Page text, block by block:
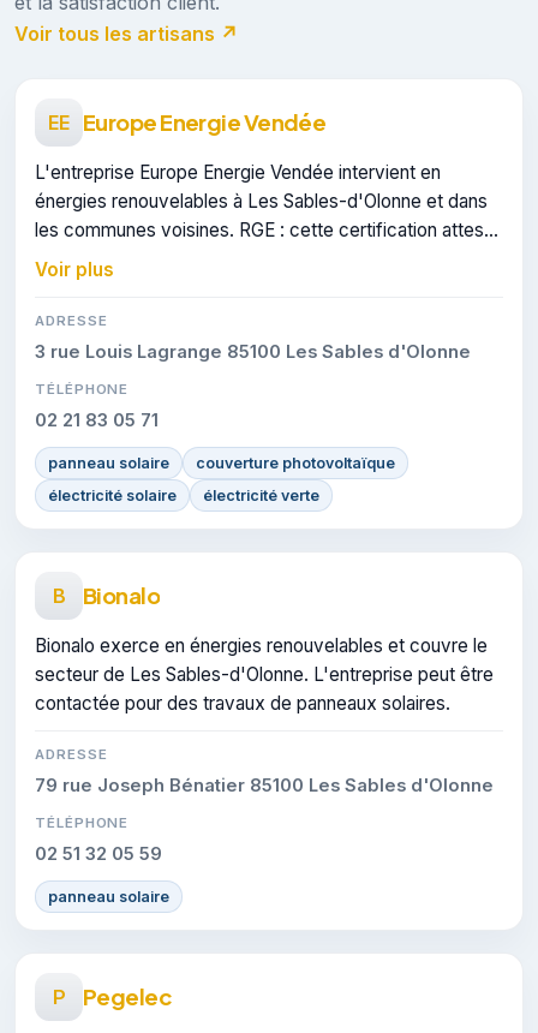
Voir tous les artisans ↗
EE Europe Energie Vendée
L'entreprise Europe Energie Vendée intervient en
énergies renouvelables à Les Sables-d'Olonne et dans
les communes voisines. RGE : cette certification atteste
du savoir-faire de l'entreprise.
Voir plus
ADRESSE
3 rue Louis Lagrange 85100 Les Sables d'Olonne
TÉLÉPHONE
02 21 83 05 71
panneau solaire
couverture photovoltaïque
électricité solaire
électricité verte
B Bionalo
Bionalo exerce en énergies renouvelables et couvre le
secteur de Les Sables-d'Olonne. L'entreprise peut être
contactée pour des travaux de panneaux solaires.
ADRESSE
79 rue Joseph Bénatier 85100 Les Sables d'Olonne
TÉLÉPHONE
02 51 32 05 59
panneau solaire
P Pegelec